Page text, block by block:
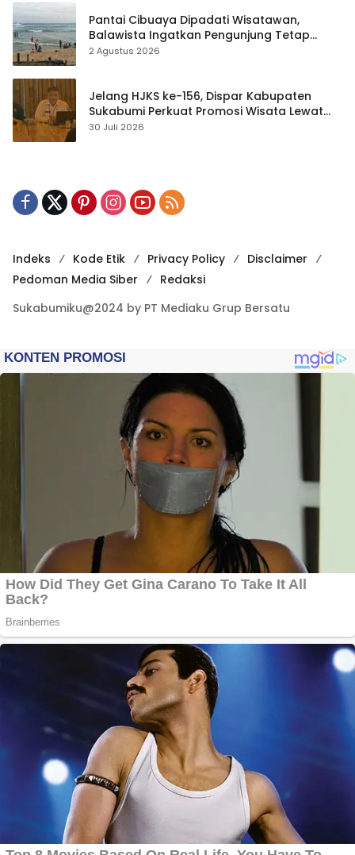
Pantai Cibuaya Dipadati Wisatawan,
Balawista Ingatkan Pengunjung Tetap
Waspada
2 Agustus 2026
Jelang HJKS ke-156, Dispar Kabupaten
Sukabumi Perkuat Promosi Wisata Lewat
Publikasi Digital
30 Juli 2026
Indeks Kode Etik Privacy Policy
Disclaimer
Pedoman Media Siber
Redaksi
Sukabumiku@2024 by PT Mediaku Grup Bersatu